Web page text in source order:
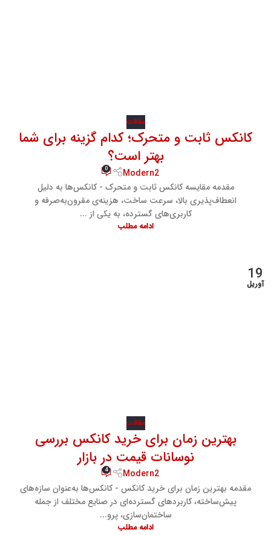
مقالات
کانکس ثابت و متحرک؛ کدام گزینه برای شما
بهتر است؟
Modern2
0
مقدمه مقایسه کانکس ثابت و متحرک - کانکس‌ها به دلیل
انعطاف‌پذیری بالا، سرعت ساخت، هزینه‌ی مقرون‌به‌صرفه و
کاربری‌های گسترده، به یکی از ...
ادامه مطلب
19
آوریل
مقالات
بهترین زمان برای خرید کانکس بررسی
نوسانات قیمت در بازار
Modern2
4
مقدمه بهترین زمان برای خرید کانکس - کانکس‌ها به‌عنوان سازه‌های
پیش‌ساخته، کاربردهای گسترده‌ای در صنایع مختلف از جمله
ساختمان‌سازی، پرو...
ادامه مطلب